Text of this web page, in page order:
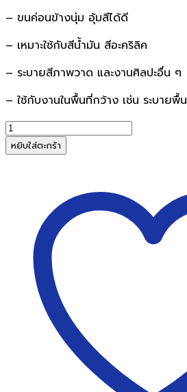
– ขนค่อนข้างนุ่ม อุ้มสีได้ดี
– เหมาะใช้กับสีน้ำมัน สีอะคริลิค
– ระบายสีภาพวาด และงานศิลปะอื่น ๆ
– ใช้กับงานในพื้นที่กว้าง เช่น ระบายพื้น
จำนวน
พู่กัน
แบน
10ด้าม/
หยิบใส่ตะกร้า